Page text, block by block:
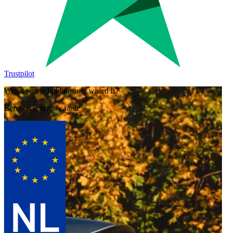
Trustpilot
Weten wat je huidige auto waard is?
Bereken je inruilwaarde